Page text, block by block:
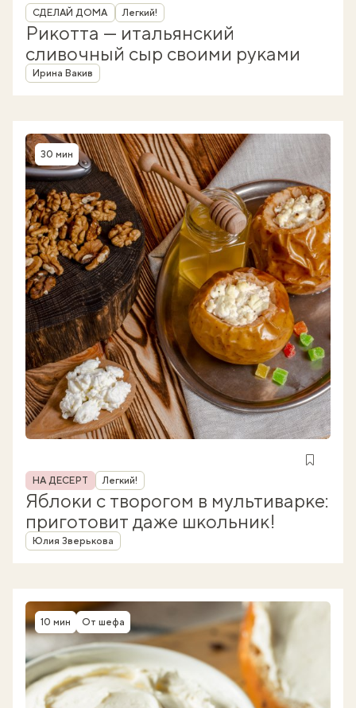
Рубрика
СДЕЛАЙ ДОМА Легкий!
Рикотта — итальянский
сливочный сыр своими руками
Автор
Ирина Вакив
Время приготовления
30 мин
Рубрика
НА ДЕСЕРТ Легкий!
Яблоки с творогом в мультиварке:
приготовит даже школьник!
Автор
Юлия Зверькова
Время приготовления
10 мин От шефа